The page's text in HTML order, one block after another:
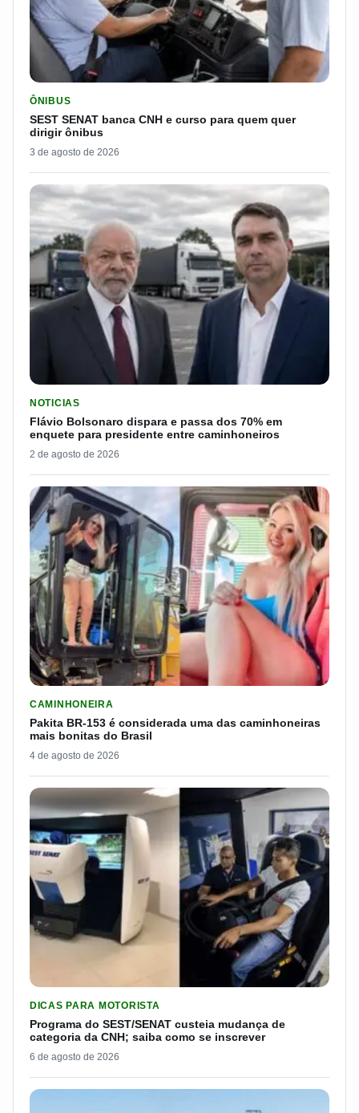
ÔNIBUS
SEST SENAT banca CNH e curso para quem quer
dirigir ônibus
3 de agosto de 2026
NOTICIAS
Flávio Bolsonaro dispara e passa dos 70% em
enquete para presidente entre caminhoneiros
2 de agosto de 2026
CAMINHONEIRA
Pakita BR-153 é considerada uma das caminhoneiras
mais bonitas do Brasil
4 de agosto de 2026
DICAS PARA MOTORISTA
Programa do SEST/SENAT custeia mudança de
categoria da CNH; saiba como se inscrever
6 de agosto de 2026